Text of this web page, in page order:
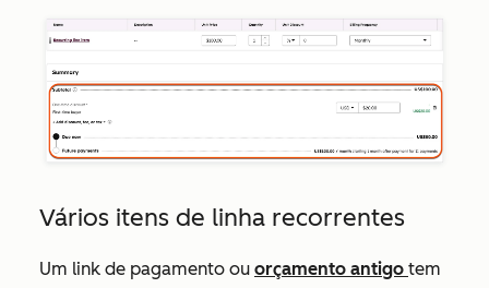
Vários itens de linha recorrentes
Um link de pagamento ou orçamento antigo tem